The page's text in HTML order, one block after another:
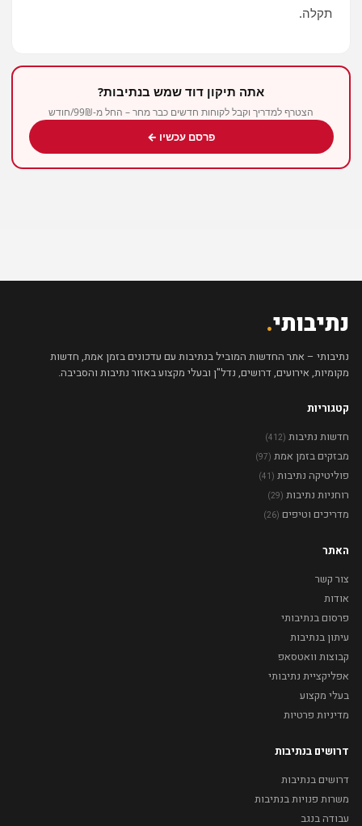
תקלה.
אתה תיקון דוד שמש בנתיבות?
הצטרף למדריך וקבל לקוחות חדשים כבר מחר – החל מ-99₪/חודש
פרסם עכשיו ←
נתיבותי.
נתיבותי – אתר החדשות המוביל בנתיבות עם עדכונים בזמן אמת, חדשות
מקומיות, אירועים, דרושים, נדל"ן ובעלי מקצוע באזור נתיבות והסביבה.
קטגוריות
חדשות נתיבות (412)
מבזקים בזמן אמת (97)
פוליטיקה נתיבות (41)
רוחניות נתיבות (29)
מדריכים וטיפים (26)
האתר
צור קשר
אודות
פרסום בנתיבותי
עיתון בנתיבות
קבוצות וואטסאפ
אפליקציית נתיבותי
בעלי מקצוע
מדיניות פרטיות
דרושים בנתיבות
דרושים בנתיבות
משרות פנויות בנתיבות
עבודה בנגב